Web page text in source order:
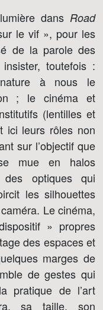
dans Road
le vif », pour les
de la parole des
toutefois :
à nous le
; le cinéma et
(lentilles et
ici leurs rôles non
sur l’objectif que
mue en halos
des optiques qui
les silhouettes
Le cinéma,
» propres
des espaces et
marges de
de gestes qui
pratique de l’art
sa taille, son